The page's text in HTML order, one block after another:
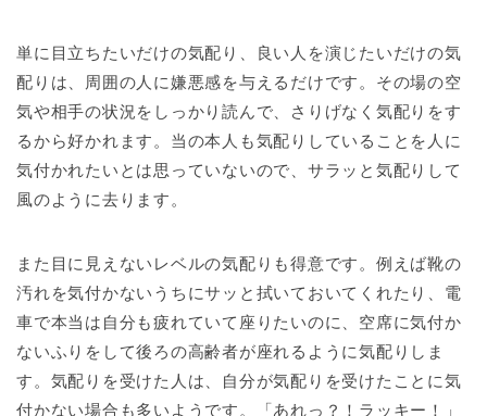
単に目立ちたいだけの気配り、良い人を演じたいだけの気
配りは、周囲の人に嫌悪感を与えるだけです。その場の空
気や相手の状況をしっかり読んで、さりげなく気配りをす
るから好かれます。当の本人も気配りしていることを人に
気付かれたいとは思っていないので、サラッと気配りして
風のように去ります。
また目に見えないレベルの気配りも得意です。例えば靴の
汚れを気付かないうちにサッと拭いておいてくれたり、電
車で本当は自分も疲れていて座りたいのに、空席に気付か
ないふりをして後ろの高齢者が座れるように気配りしま
す。気配りを受けた人は、自分が気配りを受けたことに気
付かない場合も多いようです。「あれっ？！ラッキー！」